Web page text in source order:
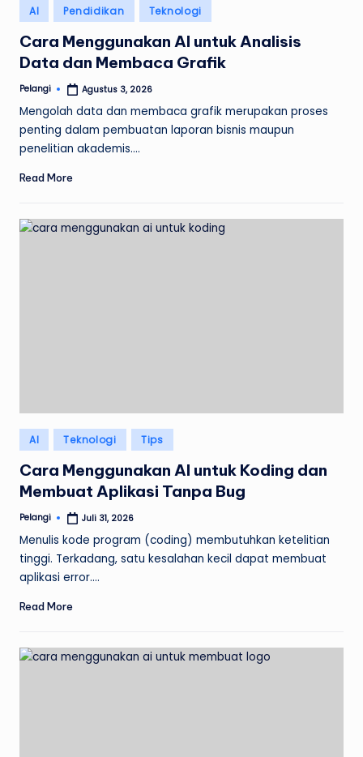
Posted
in
AI Pendidikan Teknologi
Cara Menggunakan AI untuk Analisis
Data dan Membaca Grafik
Posted
Pelangi Agustus 3, 2026
Mengolah data dan membaca grafik merupakan proses
penting dalam pembuatan laporan bisnis maupun
penelitian akademis.…
Read More
Posted
in
AI Teknologi Tips
Cara Menggunakan AI untuk Koding dan
Membuat Aplikasi Tanpa Bug
Posted
Pelangi Juli 31, 2026
Menulis kode program (coding) membutuhkan ketelitian
tinggi. Terkadang, satu kesalahan kecil dapat membuat
aplikasi error.…
Read More